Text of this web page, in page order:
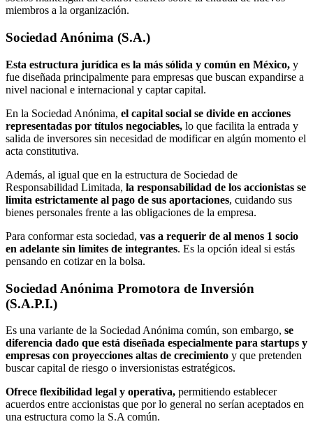
miembros a la organización.
Sociedad Anónima (S.A.)
Esta estructura jurídica es la más sólida y común en México, y
fue diseñada principalmente para empresas que buscan expandirse a
nivel nacional e internacional y captar capital.
En la Sociedad Anónima, el capital social se divide en acciones
representadas por títulos negociables, lo que facilita la entrada y
salida de inversores sin necesidad de modificar en algún momento el
acta constitutiva.
Además, al igual que en la estructura de Sociedad de
Responsabilidad Limitada, la responsabilidad de los accionistas se
limita estrictamente al pago de sus aportaciones, cuidando sus
bienes personales frente a las obligaciones de la empresa.
Para conformar esta sociedad, vas a requerir de al menos 1 socio
en adelante sin límites de integrantes. Es la opción ideal si estás
pensando en cotizar en la bolsa.
Sociedad Anónima Promotora de Inversión
(S.A.P.I.)
Es una variante de la Sociedad Anónima común, son embargo, se
diferencia dado que está diseñada especialmente para startups y
empresas con proyecciones altas de crecimiento y que pretenden
buscar capital de riesgo o inversionistas estratégicos.
Ofrece flexibilidad legal y operativa, permitiendo establecer
acuerdos entre accionistas que por lo general no serían aceptados en
una estructura como la S.A común.